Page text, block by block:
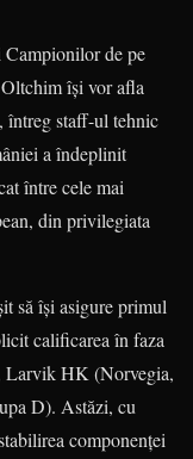
de pe
îşi vor afla
întreg staff-ul tehnic
a îndeplinit
între cele mai
din privilegiata
să îşi asigure primul
calificarea în faza
Larvik HK (Norvegia,
D). Astăzi, cu
componenţei